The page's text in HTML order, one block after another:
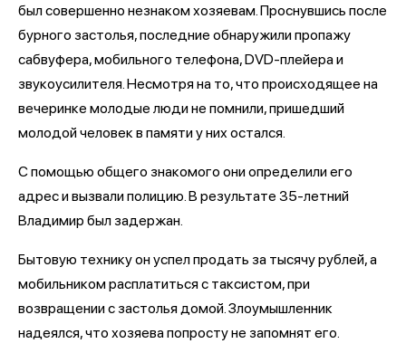
был совершенно незнаком хозяевам. Проснувшись после
бурного застолья, последние обнаружили пропажу
сабвуфера, мобильного телефона,DVD-плейера и
звукоусилителя. Несмотря на то, что происходящее на
вечеринке молодые люди не помнили, пришедший
молодой человек в памяти у них остался.
С помощью общего знакомого они определили его
адрес и вызвали полицию. В результате 35-летний
Владимир был задержан.
Бытовую технику он успел продать за тысячу рублей, а
мобильником расплатиться с таксистом, при
возвращении с застолья домой. Злоумышленник
надеялся, что хозяева попросту не запомнят его.